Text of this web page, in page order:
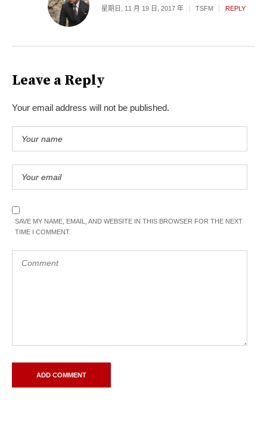
星期日, 11 月 19 日, 2017 年 TSFM REPLY
Leave a Reply
Your email address will not be published.
SAVE MY NAME, EMAIL, AND WEBSITE IN THIS BROWSER FOR THE NEXT
TIME I COMMENT.